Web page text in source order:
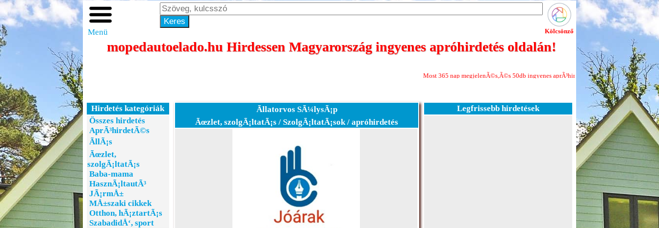
Menü Kölcsönző
mopedautoelado.hu Hirdessen Magyarország ingyenes apróhirdetés oldalán!
Most 365 nap megjelenÃ©s,Ã©s 50db ingyenes aprÃ³hirdetÃ©s minden Ãºj
Hirdetés kategóriák
Összes hirdetés
AprÃ³hirdetÃ©s
ÃllÃ¡s
Ãœzlet,
szolgÃ¡ltatÃ¡s
Baba-mama
HasznÃ¡ltautÃ³
JÃ¡rmÅ±
MÅ±szaki cikkek
Otthon, hÃ¡ztartÃ¡s
SzabadidÅ‘, sport
Ãllatorvos SÃ¼lysÃ¡p
Ãœzlet, szolgÃ¡ltatÃ¡s / SzolgÃ¡ltatÃ¡sok / apróhirdetés
Legfrissebb hirdetések